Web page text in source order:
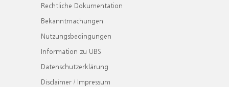
Rechtliche Dokumentation
Bekanntmachungen
Nutzungsbedingungen
Information zu UBS
Datenschutzerklärung
Disclaimer / Impressum